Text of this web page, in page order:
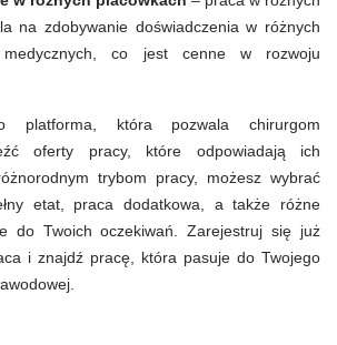
na zdobywanie doświadczenia w różnych
medycznych, co jest cenne w rozwoju
która pozwala chirurgom
oferty pracy, które odpowiadają ich
trybom pracy, możesz wybrać
etat, praca dodatkowa, a także różne
do Twoich oczekiwań. Zarejestruj się już
i znajdź pracę, która pasuje do Twojego